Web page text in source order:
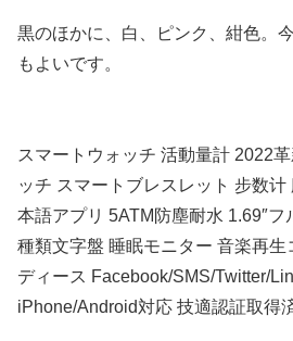
黒のほかに、白、ピンク、紺色。
もよいです。
スマートウォッチ 活動量計 2022
ッチ スマートブレスレット 步数计
本語アプリ 5ATM防塵耐水 1.69″
種類文字盤 睡眠モニター 音楽再生
ディース Facebook/SMS/Twitter/
iPhone/Android対応 技適認証取得